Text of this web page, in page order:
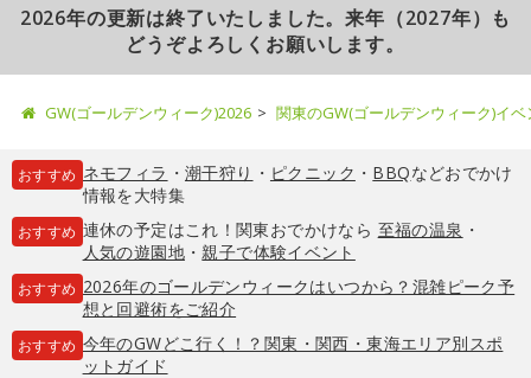
2026年の更新は終了いたしました。来年（2027年）も
どうぞよろしくお願いします。
GW(ゴールデンウィーク)2026 関東のGW(ゴールデンウィーク)イ
おすすめ ネモフィラ ・ 潮干狩り ・ ピクニック ・ BBQなどおでかけ
情報を大特集
おすすめ 連休の予定はこれ！関東おでかけなら 至福の温泉 ・
人気の遊園地・親子で体験イベント
おすすめ 2026年のゴールデンウィークはいつから？混雑ピーク予
想と回避術をご紹介
おすすめ 今年のGWどこ行く！？関東・関西・東海エリア別スポ
ットガイド